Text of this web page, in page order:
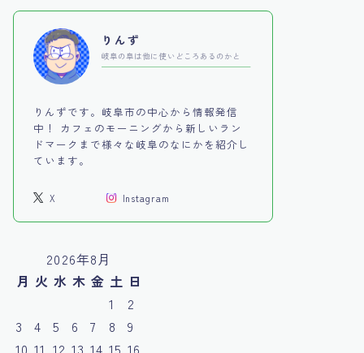
りんず
岐阜の阜は他に使いどころあるのかと
りんずです。岐阜市の中心から情報発信
中！ カフェのモーニングから新しいラン
ドマークまで様々な岐阜のなにかを紹介し
ています。
X Instagram
2026年8月
月 火 水 木 金 土 日
1
2
3
4 5 6 7 8
9
10 11 12 13 14 15 16